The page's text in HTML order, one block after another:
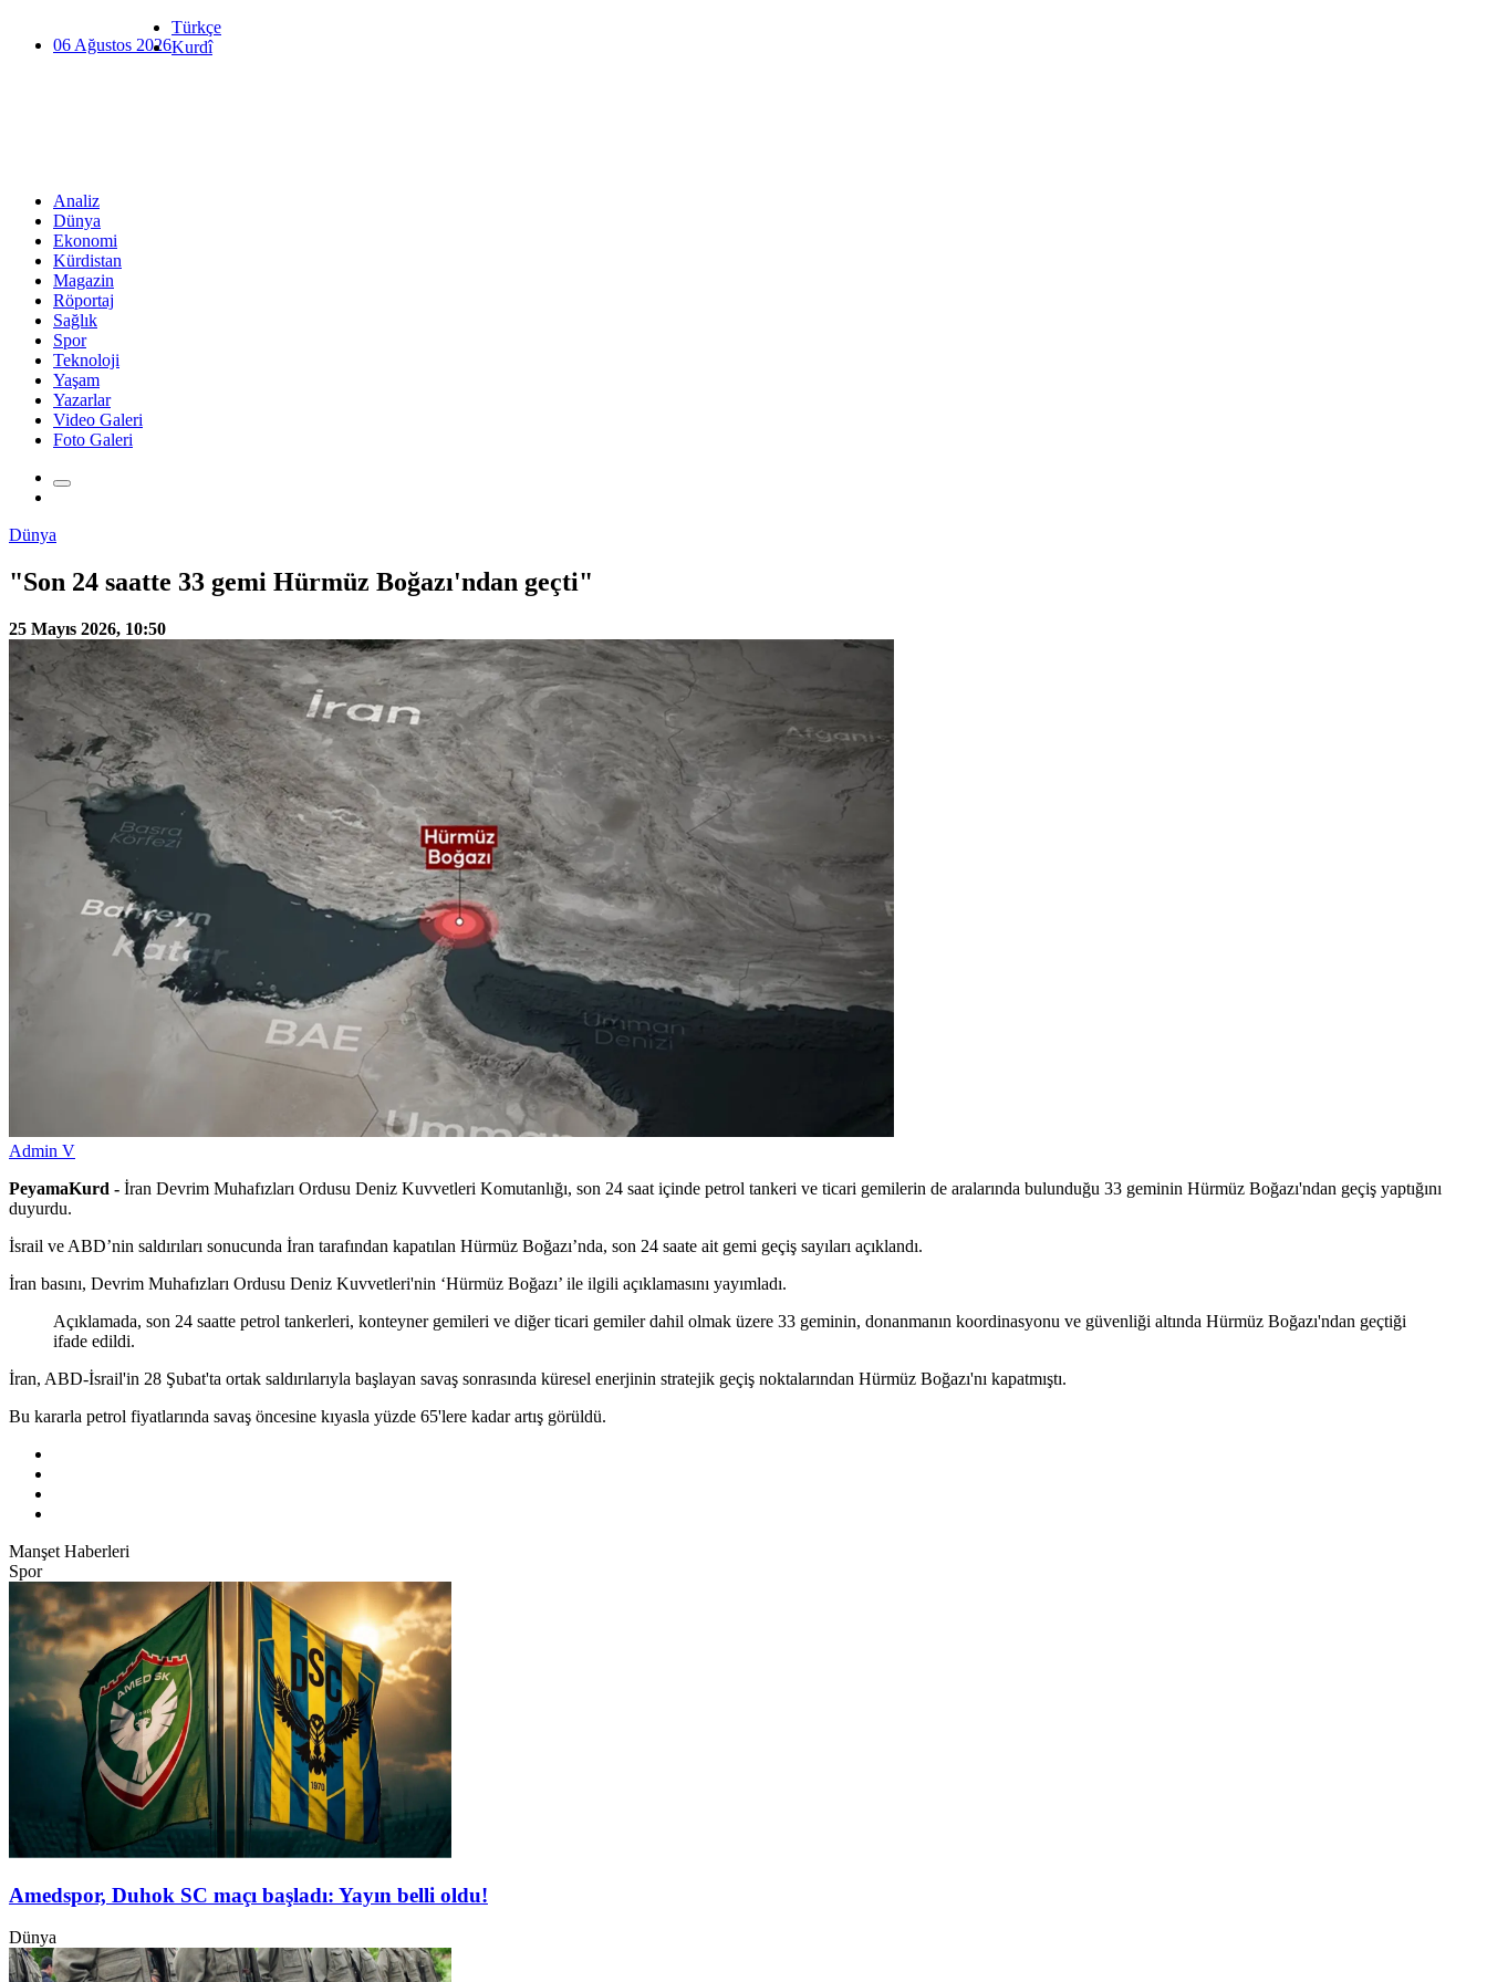
06 Ağustos 2026
Türkçe
Kurdî
Analiz
Dünya
Ekonomi
Kürdistan
Magazin
Röportaj
Sağlık
Spor
Teknoloji
Yaşam
Yazarlar
Video Galeri
Foto Galeri
Dünya
"Son 24 saatte 33 gemi Hürmüz Boğazı'ndan geçti"
25 Mayıs 2026, 10:50
Admin V
PeyamaKurd - İran Devrim Muhafızları Ordusu Deniz Kuvvetleri Komutanlığı, son 24 saat içinde petrol tankeri ve ticari gemilerin de aralarında bulunduğu 33 geminin Hürmüz Boğazı'ndan geçiş yaptığını
duyurdu.
İsrail ve ABD’nin saldırıları sonucunda İran tarafından kapatılan Hürmüz Boğazı’nda, son 24 saate ait gemi geçiş sayıları açıklandı.
İran basını, Devrim Muhafızları Ordusu Deniz Kuvvetleri'nin ‘Hürmüz Boğazı’ ile ilgili açıklamasını yayımladı.
Açıklamada, son 24 saatte petrol tankerleri, konteyner gemileri ve diğer ticari gemiler dahil olmak üzere 33 geminin, donanmanın koordinasyonu ve güvenliği altında Hürmüz Boğazı'ndan geçtiği
ifade edildi.
İran, ABD-İsrail'in 28 Şubat'ta ortak saldırılarıyla başlayan savaş sonrasında küresel enerjinin stratejik geçiş noktalarından Hürmüz Boğazı'nı kapatmıştı.
Bu kararla petrol fiyatlarında savaş öncesine kıyasla yüzde 65'lere kadar artış görüldü.
Manşet Haberleri
Spor
Amedspor, Duhok SC maçı başladı: Yayın belli oldu!
Dünya